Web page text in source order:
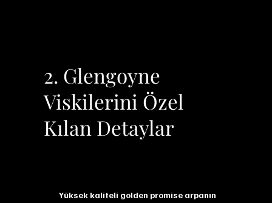
2. Glengoyne
Viskilerini Özel
Kılan Detaylar
Yüksek kaliteli golden promise arpanın